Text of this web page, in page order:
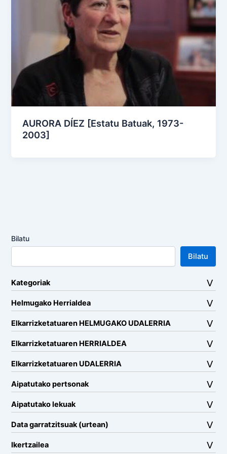
AURORA DÍEZ [Estatu Batuak, 1973-
2003]
Bilatu
Bilatu
Kategoriak
Helmugako Herrialdea
Elkarrizketatuaren HELMUGAKO UDALERRIA
Elkarrizketatuaren HERRIALDEA
Elkarrizketatuaren UDALERRIA
Aipatutako pertsonak
Aipatutako lekuak
Data garratzitsuak (urtean)
Ikertzailea